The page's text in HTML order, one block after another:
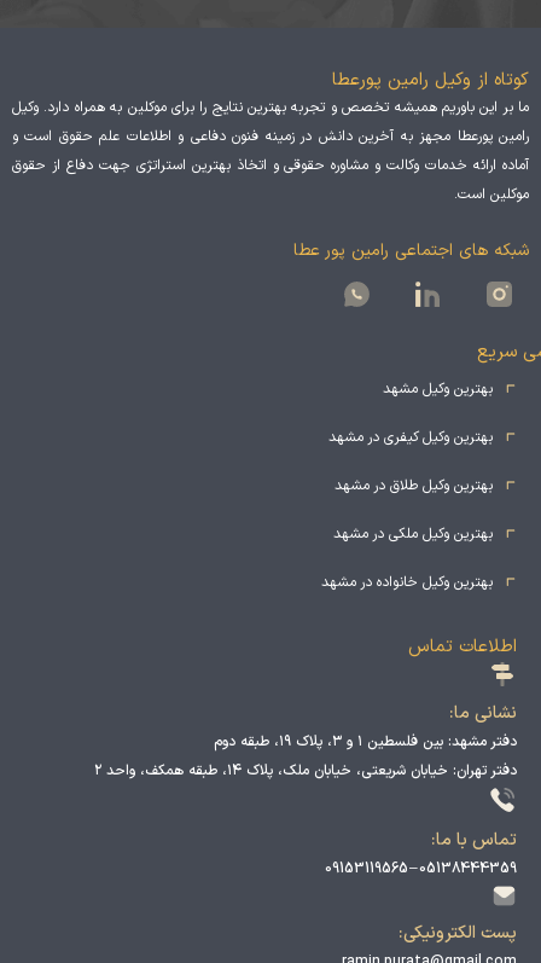
کوتاه از وکیل رامین پورعطا
ما بر این باوریم همیشه تخصص و تجربه بهترین نتایج را برای موکلین به همراه دارد. وکیل
رامین پورعطا مجهز به آخرین دانش در زمینه فنون دفاعی و اطلاعات علم حقوق است و
آماده ارائه خدمات وکالت و مشاوره حقوقی و اتخاذ بهترین استراتژی جهت دفاع از حقوق
موکلین است.
شبکه های اجتماعی رامین پور عطا
سریع
بهترین وکیل مشهد
بهترین وکیل کیفری در مشهد
بهترین وکیل طلاق در مشهد
بهترین وکیل ملکی در مشهد
بهترین وکیل خانواده در مشهد
اطلاعات تماس
نشانی ما:
دفتر مشهد: بین فلسطین ۱ و ۳، پلاک ۱۹، طبقه دوم
دفتر تهران: خیابان شریعتی، خیابان ملک، پلاک ۱۴، طبقه همکف، واحد ۲
تماس با ما:
05138444359
–
09153119565
پست الکترونیکی: